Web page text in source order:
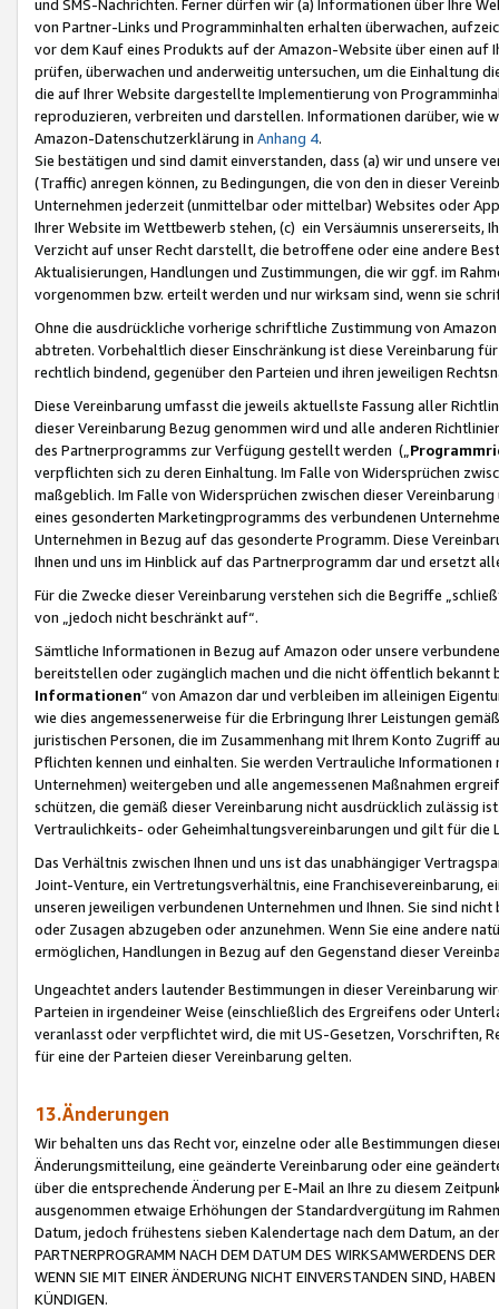
und SMS-Nachrichten. Ferner dürfen wir (a) Informationen über Ihre
von Partner-Links und Programminhalten erhalten überwachen,
vor dem Kauf eines Produkts auf der Amazon-Website über einen
prüfen, überwachen und anderweitig untersuchen, um die Einhaltung
die auf Ihrer Website dargestellte Implementierung von
reproduzieren, verbreiten und darstellen. Informationen darüber, wie
Amazon-Datenschutzerklärung in Anhang 4.
Sie bestätigen und sind damit einverstanden, dass (a) wir und
(Traffic) anregen können, zu Bedingungen, die von den in dieser
Unternehmen jederzeit (unmittelbar oder mittelbar) Websites oder
Ihrer Website im Wettbewerb stehen, (c) ein Versäumnis unsererseits,
Verzicht auf unser Recht darstellt, die betroffene oder eine andere
Aktualisierungen, Handlungen und Zustimmungen, die wir ggf. im
vorgenommen bzw. erteilt werden und nur wirksam sind, wenn sie
Ohne die ausdrückliche vorherige schriftliche Zustimmung von
abtreten. Vorbehaltlich dieser Einschränkung ist diese Vereinbarung
rechtlich bindend, gegenüber den Parteien und ihren jeweiligen
Diese Vereinbarung umfasst die jeweils aktuellste Fassung aller
dieser Vereinbarung Bezug genommen wird und alle anderen
des Partnerprogramms zur Verfügung gestellt werden („
verpflichten sich zu deren Einhaltung. Im Falle von Widersprüchen
maßgeblich. Im Falle von Widersprüchen zwischen dieser
eines gesonderten Marketingprogramms des verbundenen
Unternehmen in Bezug auf das gesonderte Programm. Diese
Ihnen und uns im Hinblick auf das Partnerprogramm dar und ersetzt
Für die Zwecke dieser Vereinbarung verstehen sich die Begriffe
von „jedoch nicht beschränkt auf“.
Sämtliche Informationen in Bezug auf Amazon oder unsere
bereitstellen oder zugänglich machen und die nicht öffentlich
Informationen“ von Amazon dar und verbleiben im alleinigen
wie dies angemessenerweise für die Erbringung Ihrer Leistungen
juristischen Personen, die im Zusammenhang mit Ihrem Konto
Pflichten kennen und einhalten. Sie werden Vertrauliche
Unternehmen) weitergeben und alle angemessenen Maßnahmen
schützen, die gemäß dieser Vereinbarung nicht ausdrücklich zulässig
Vertraulichkeits- oder Geheimhaltungsvereinbarungen und gilt für die
Das Verhältnis zwischen Ihnen und uns ist das unabhängiger
Joint-Venture, ein Vertretungsverhältnis, eine Franchisevereinbarung,
unseren jeweiligen verbundenen Unternehmen und Ihnen. Sie sind
oder Zusagen abzugeben oder anzunehmen. Wenn Sie eine andere
ermöglichen, Handlungen in Bezug auf den Gegenstand dieser
Ungeachtet anders lautender Bestimmungen in dieser Vereinbarung
Parteien in irgendeiner Weise (einschließlich des Ergreifens oder
veranlasst oder verpflichtet wird, die mit US-Gesetzen, Vorschriften,
für eine der Parteien dieser Vereinbarung gelten.
13.Änderungen
Wir behalten uns das Recht vor, einzelne oder alle Bestimmungen
Änderungsmitteilung, eine geänderte Vereinbarung oder eine
über die entsprechende Änderung per E-Mail an Ihre zu diesem
ausgenommen etwaige Erhöhungen der Standardvergütung im
Datum, jedoch frühestens sieben Kalendertage nach dem Datum, an
PARTNERPROGRAMM NACH DEM DATUM DES WIRKSAMWERDENS
WENN SIE MIT EINER ÄNDERUNG NICHT EINVERSTANDEN SIND,
KÜNDIGEN.